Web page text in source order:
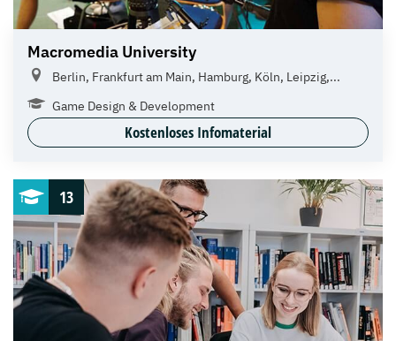
Macromedia University
Berlin, Frankfurt am Main, Hamburg, Köln, Leipzig,...
Game Design & Development
Kostenloses Infomaterial
13